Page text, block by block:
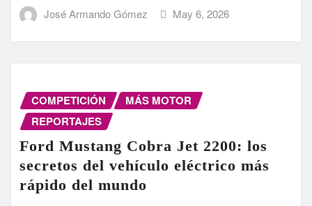
José Armando Gómez May 6, 2026
COMPETICIÓN
MÁS MOTOR
REPORTAJES
Ford Mustang Cobra Jet 2200: los
secretos del vehículo eléctrico más
rápido del mundo